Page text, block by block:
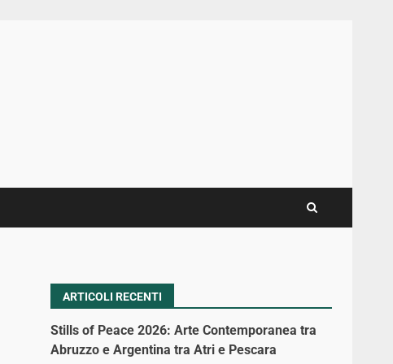
ARTICOLI RECENTI
Stills of Peace 2026: Arte Contemporanea tra
Abruzzo e Argentina tra Atri e Pescara